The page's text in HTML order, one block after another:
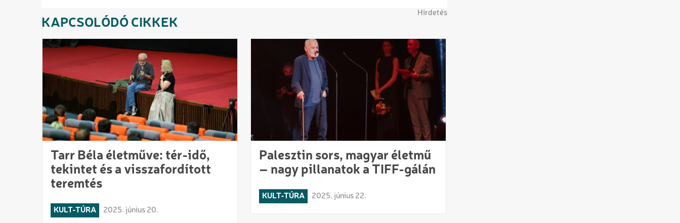
Hirdetés
KAPCSOLÓDÓ CIKKEK
Tarr Béla életműve: tér-idő,
tekintet és a visszafordított
teremtés
KULT-TÚRA 2025. június 20.
Palesztin sors, magyar életmű
– nagy pillanatok a TIFF-gálán
KULT-TÚRA 2025. június 22.